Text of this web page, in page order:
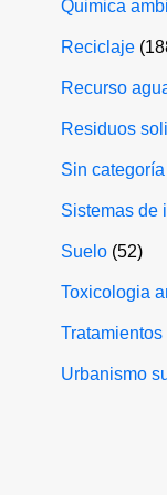
Quimica
Reciclaje
Recurso
Residuos
Sin categoría
Sistemas de
Suelo (52)
Toxicologia
Tratamientos
Urbanismo